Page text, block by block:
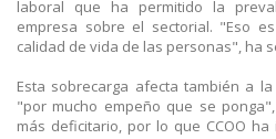
laboral que ha permitido la
empresa sobre el sectorial. "Eso
calidad de vida de las personas", ha
Esta sobrecarga afecta también a
"por mucho empeño que se
más deficitario, por lo que CCOO